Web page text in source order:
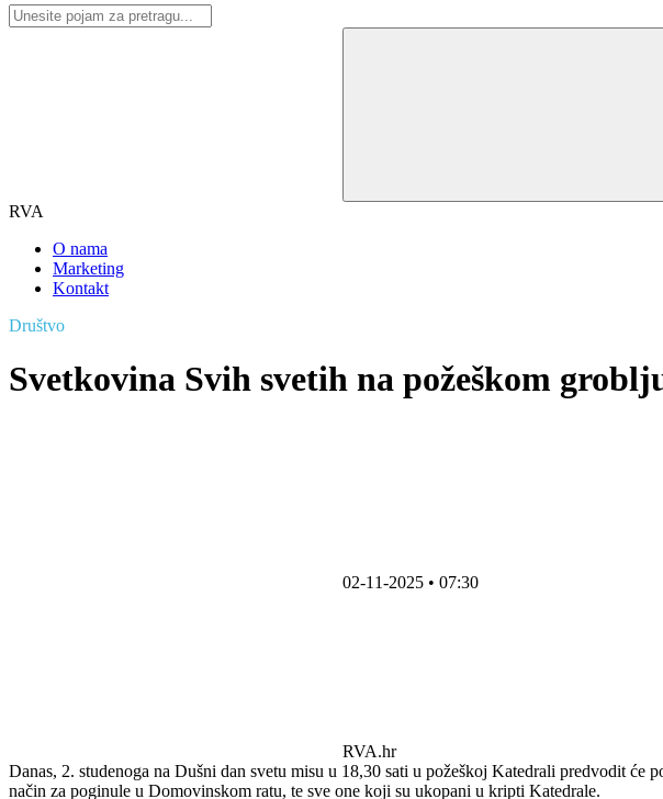
RVA
O nama
Marketing
Kontakt
Društvo
Svetkovina Svih svetih na požeškom
02-11-2025 • 07:30
RVA.hr
Danas, 2. studenoga na Dušni dan svetu misu u 18,30 sati u požeškoj Katedrali predvodit
način za poginule u Domovinskom ratu, te sve one koji su ukopani u kripti Katedrale.